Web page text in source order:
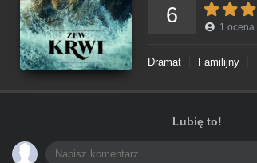
6 1 ocena
Dramat Familijny
Lubię to!